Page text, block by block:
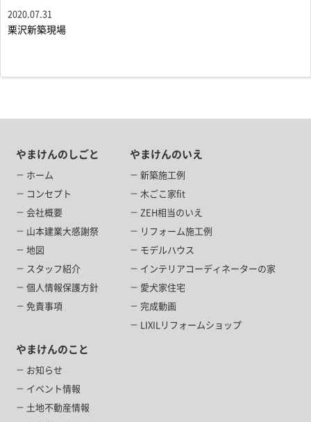
2020.07.31
栗沢新築現場
やまけんのしごと
ホーム
コンセプト
会社概要
山本建業大感謝祭
地図
スタッフ紹介
個人情報保護方針
免責事項
やまけんのいえ
新築施工例
木ごこ家fit
ZEH相当のいえ
リフォーム施工例
モデルハウス
インテリアコーディネーターの家
愛犬家住宅
完成動画
LIXILリフォームショップ
やまけんのこと
お知らせ
イベント情報
土地不動産情報